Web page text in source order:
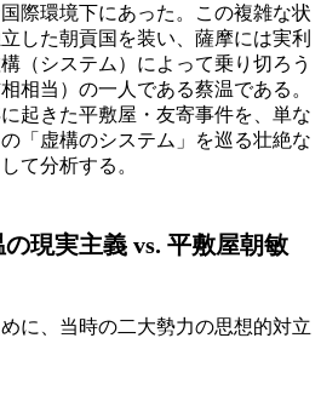
際環境下にあった。この複雑な状
した朝貢国を装い、薩摩には実利
（システム）によって乗り切ろう
相当）の一人である蔡温である。
起きた平敷屋・友寄事件を、単な
「虚構のシステム」を巡る壮絶な
て分析する。
現実主義 vs. 平敷屋朝敏
に、当時の二大勢力の思想的対立